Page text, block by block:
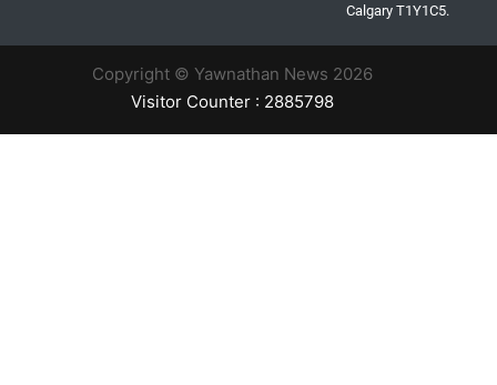
Calgary T1Y1C5.
Copyright © Yawnathan News 2026
Visitor Counter : 2885798